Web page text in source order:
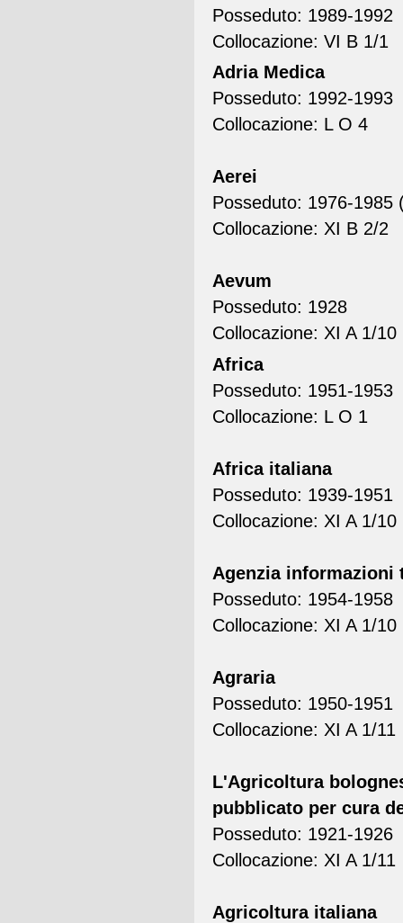
Posseduto: 1989-1992
Collocazione: VI B 1/1
Adria Medica
Posseduto: 1992-1993
Collocazione: L O 4
Aerei
Posseduto: 1976-1985
Collocazione: XI B 2/2
Aevum
Posseduto: 1928
Collocazione: XI A 1/10
Africa
Posseduto: 1951-1953
Collocazione: L O 1
Africa italiana
Posseduto: 1939-1951
Collocazione: XI A 1/10
Agenzia informazioni
Posseduto: 1954-1958
Collocazione: XI A 1/10
Agraria
Posseduto: 1950-1951
Collocazione: XI A 1/11
L'Agricoltura
pubblicato per cura
Posseduto: 1921-1926
Collocazione: XI A 1/11
Agricoltura italiana